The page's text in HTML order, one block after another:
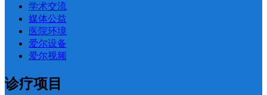
学术交流
媒体公益
医院环境
爱尔设备
爱尔视频
诊疗项目